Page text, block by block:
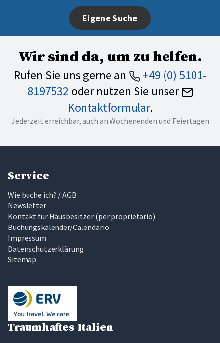
Eigene Suche
Wir sind da, um zu helfen.
Rufen Sie uns gerne an
+49 (0) 5101-
8197532 oder nutzen Sie unser
Kontaktformular.
Jederzeit erreichbar, auch an Wochenenden und Feiertagen
Service
Wie buche ich? / AGB
Newsletter
Kontakt für Hausbesitzer (per proprietario)
Buchungskalender/Calendario
Impressum
Datenschutzerklärung
Sitemap
Traumhaftes Italien